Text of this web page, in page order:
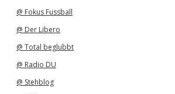
@ Fokus Fussball
@ Der Libero
@ Total beglubbt
@ Radio DU
@ Stehblog